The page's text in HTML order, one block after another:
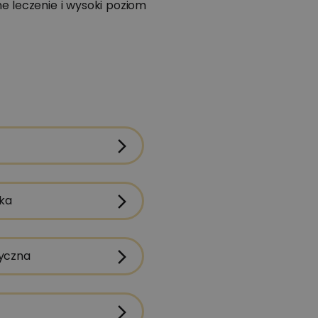
bez bólu i bez
Sprawdź, jak
próchnicę wtórną,
doprowadzi do
problemów.
do artykułu i dowiedz się,
co naprawdę uważać.
leczenie i wysoki poziom